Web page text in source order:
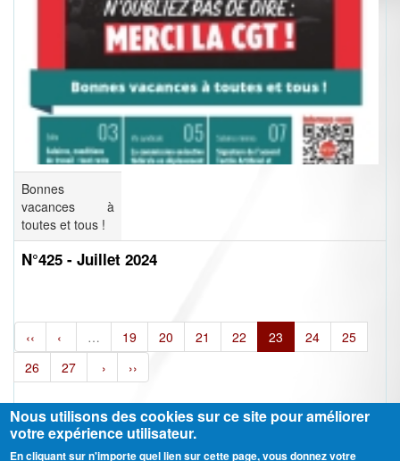
Bonnes
vacances à
toutes et tous !
N°425 - Juillet 2024
‹‹ ‹ … 19 20 21 22 23 24
25
26
27 › ››
Nous utilisons des cookies sur ce site pour améliorer
votre expérience utilisateur.
En cliquant sur n'importe quel lien sur cette page, vous donnez votre